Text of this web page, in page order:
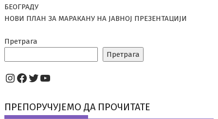
БЕОГРАДУ
НОВИ ПЛАН ЗА МАРАКАНУ НА ЈАВНОЈ ПРЕЗЕНТАЦИЈИ
Претрага
Претрага
Instagram
Facebook
Twitter
YouTube
ПРЕПОРУЧУЈЕМО ДА ПРОЧИТАТЕ